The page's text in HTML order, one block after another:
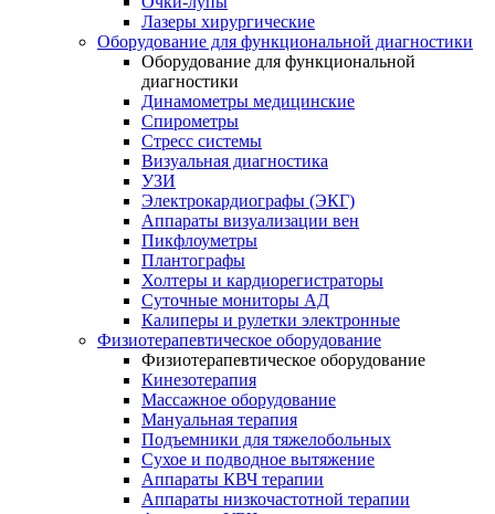
Лазеры хирургические
Оборудование для функциональной диагностики
Оборудование для функциональной
диагностики
Динамометры медицинские
Спирометры
Стресс системы
Визуальная диагностика
УЗИ
Электрокардиографы (ЭКГ)
Аппараты визуализации вен
Пикфлоуметры
Плантографы
Холтеры и кардиорегистраторы
Суточные мониторы АД
Калиперы и рулетки электронные
Физиотерапевтическое оборудование
Физиотерапевтическое оборудование
Кинезотерапия
Массажное оборудование
Мануальная терапия
Подъемники для тяжелобольных
Сухое и подводное вытяжение
Аппараты КВЧ терапии
Аппараты низкочастотной терапии